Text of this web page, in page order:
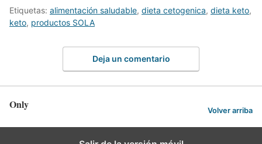
Etiquetas: alimentación saludable, dieta cetogenica, dieta keto,
keto, productos SOLA
Deja un comentario
Only Volver arriba